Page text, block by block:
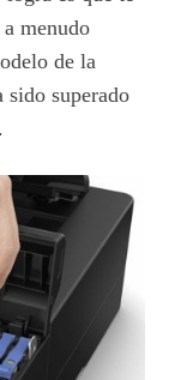
menudo
de la
superado